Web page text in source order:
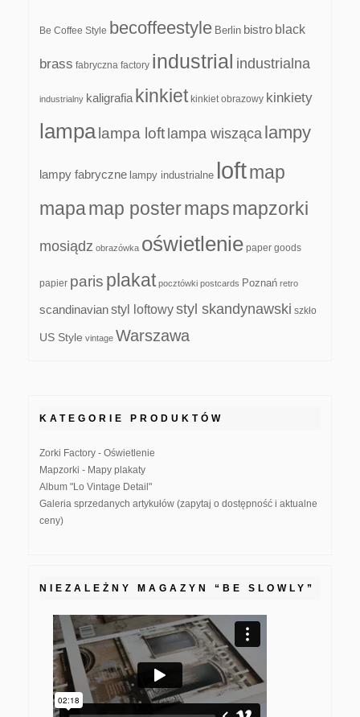
Be Coffee Style becoffeestyle Berlin bistro black
brass fabryczna factory industrial industrialna
industrialny kaligrafia kinkiet kinkiet obrazowy kinkiety
lampa lampa loft lampa wisząca lampy
lampy fabryczne lampy industrialne loftmap
mapamap postermapsmapzorki
mosiądz obrazówka oświetlenie paper goods
papier paris plakat pocztówki postcards Poznań retro
scandinavianstyl loftowystyl skandynawski szkło
US Style vintage Warszawa
KATEGORIE PRODUKTÓW
Zorki Factory - Oświetlenie
Mapzorki - Mapy plakaty
Album "Lo Vintage Detail"
Galeria sprzedanych artykułów (zapytaj o dostępność i aktualne
ceny)
NIEZALEŻNY MAGAZYN “BE SLOWLY”